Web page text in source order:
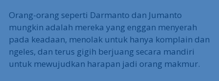
Orang-orang seperti Darmanto dan Jumanto
mungkin adalah mereka yang enggan menyerah
pada keadaan, menolak untuk hanya komplain dan
ngeles, dan terus gigih berjuang secara mandiri
untuk mewujudkan harapan jadi orang makmur.